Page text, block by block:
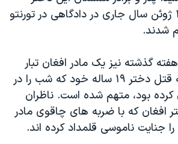
پاکستانی تبار روز ۱۶ ژوئن سال جاری در دادگاهی در تورنتو
شدند.
گذشته نیز یک مادر افغان تبار
مقیم مونترال نیز به قتل دختر ۱۹ ساله خود که شب را در
بود، متهم شده است. ناظران
افغان که با ضربه های چاقوی مادر
جنایت ناموسی قلمداد کرده اند.